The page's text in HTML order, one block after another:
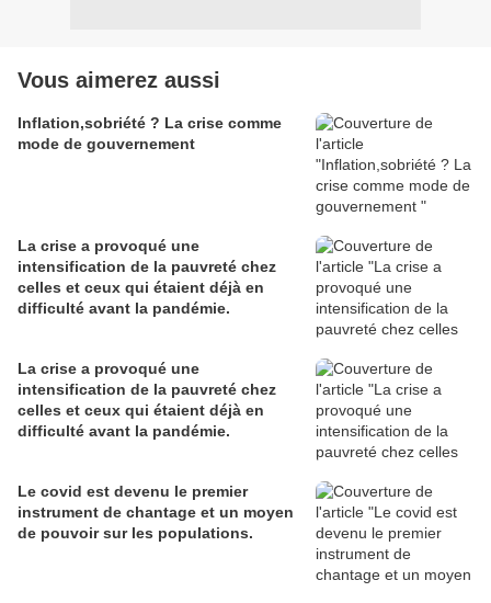
Vous aimerez aussi
Inflation,sobriété ? La crise comme
mode de gouvernement
La crise a provoqué une
intensification de la pauvreté chez
celles et ceux qui étaient déjà en
difficulté avant la pandémie.
La crise a provoqué une
intensification de la pauvreté chez
celles et ceux qui étaient déjà en
difficulté avant la pandémie.
Le covid est devenu le premier
instrument de chantage et un moyen
de pouvoir sur les populations.